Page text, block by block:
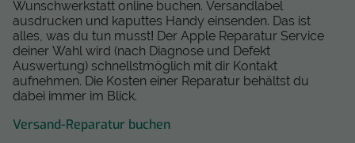
Wunschwerkstatt online buchen. Versandlabel
ausdrucken und kaputtes Handy einsenden. Das ist
alles, was du tun musst! Der Apple Reparatur Service
deiner Wahl wird (nach Diagnose und Defekt
Auswertung) schnellstmöglich mit dir Kontakt
aufnehmen. Die Kosten einer Reparatur behältst du
dabei immer im Blick.
Versand-Reparatur buchen